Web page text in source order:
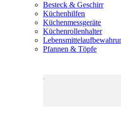
Besteck & Geschirr
Küchenhilfen
Küchenmessgeräte
Küchenrollenhalter
Pfannen & Töpfe